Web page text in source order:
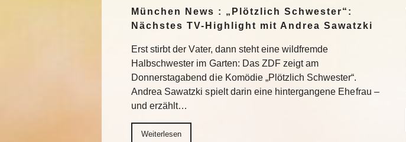
München News : „Plötzlich Schwester“:
Nächstes TV-Highlight mit Andrea Sawatzki
Erst stirbt der Vater, dann steht eine wildfremde
Halbschwester im Garten: Das ZDF zeigt am
Donnerstagabend die Komödie „Plötzlich Schwester“.
Andrea Sawatzki spielt darin eine hintergangene Ehefrau –
und erzählt…
Weiterlesen